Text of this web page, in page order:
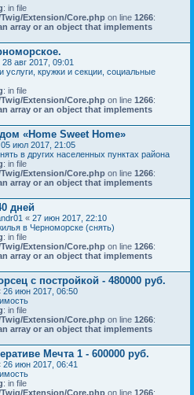
: in file
Extension/Core.php on line 1266:
array or an object that implements
28 авг 2017, 09:01
услуги, кружки и секции, социальные
: in file
Extension/Core.php on line 1266:
array or an object that implements
«Home Sweet Home»
05 июл 2017, 21:05
в других населенных пунктах района
: in file
Extension/Core.php on line 1266:
array or an object that implements
дней
« 27 июн 2017, 22:10
в Черноморске (снять)
: in file
Extension/Core.php on line 1266:
array or an object that implements
с постройкой - 480000 руб.
26 июн 2017, 06:50
: in file
Extension/Core.php on line 1266:
array or an object that implements
Мечта 1 - 600000 руб.
26 июн 2017, 06:41
: in file
Extension/Core.php on line 1266: